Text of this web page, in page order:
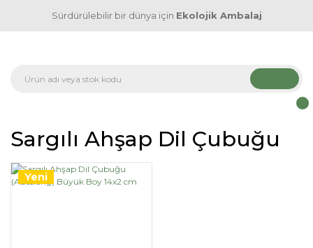
Sürdürülebilir bir dünya için Ekolojik Ambalaj
Sargılı Ahşap Dil Çubuğu
Yeni